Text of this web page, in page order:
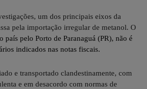
um dos principais eixos da
pela importação irregular de metanol. O
país pelo Porto de Paranaguá (PR), não é
indicados nas notas fiscais.
e transportado clandestinamente, com
e em desacordo com normas de